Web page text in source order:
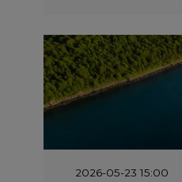
2026-05-23 15:00